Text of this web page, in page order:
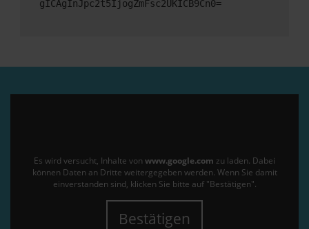
gICAgInJpc2t5IjogZmFsc2UKICB9Cn0=
Es wird versucht, Inhalte von www.google.com zu laden. Dabei
können Daten an Dritte weitergegeben werden. Wenn Sie damit
einverstanden sind, klicken Sie bitte auf "Bestätigen".
Bestätigen